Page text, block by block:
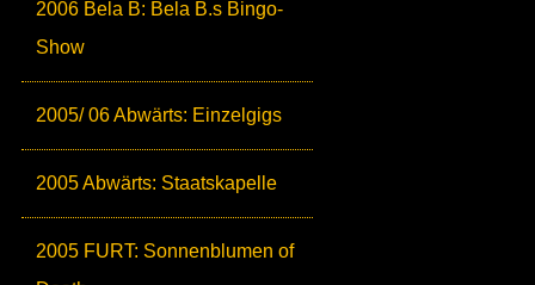
2006 Bela B: Bela B.s Bingo-
Show
2005/ 06 Abwärts: Einzelgigs
2005 Abwärts: Staatskapelle
2005 FURT: Sonnenblumen of